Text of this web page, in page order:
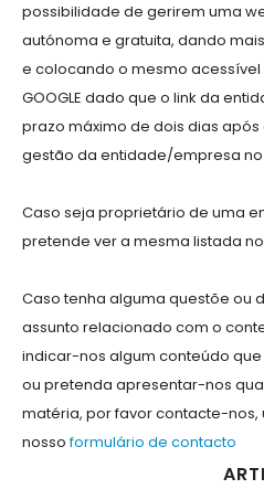
possibilidade de gerirem uma
autónoma e gratuita, dando
e colocando o mesmo
GOOGLE dado que o link da
prazo máximo de dois dias
gestão da entidade/empresa no
Caso seja proprietário de uma
pretende ver a mesma listada
Caso tenha alguma questõe ou
assunto relacionado com o
indicar-nos algum conteúdo
ou pretenda apresentar-nos
matéria, por favor contacte-nos,
nossoformulário de contacto